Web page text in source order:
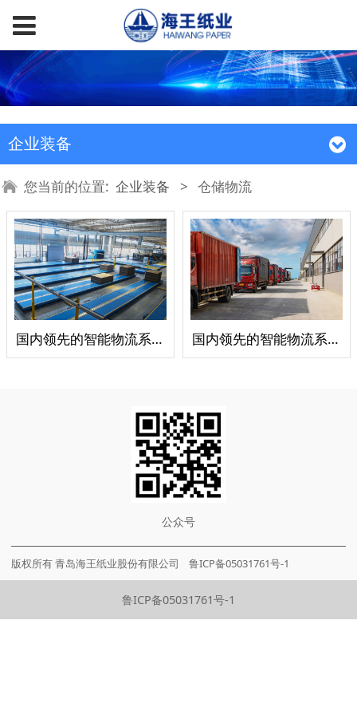
企业装备
您当前的位置: 企业装备 > 仓储物流
国内领先的智能物流系统 国内领先的智能物流系统
公众号
版权所有 青岛海王纸业股份有限公司 鲁ICP备05031761号-1
鲁ICP备05031761号-1